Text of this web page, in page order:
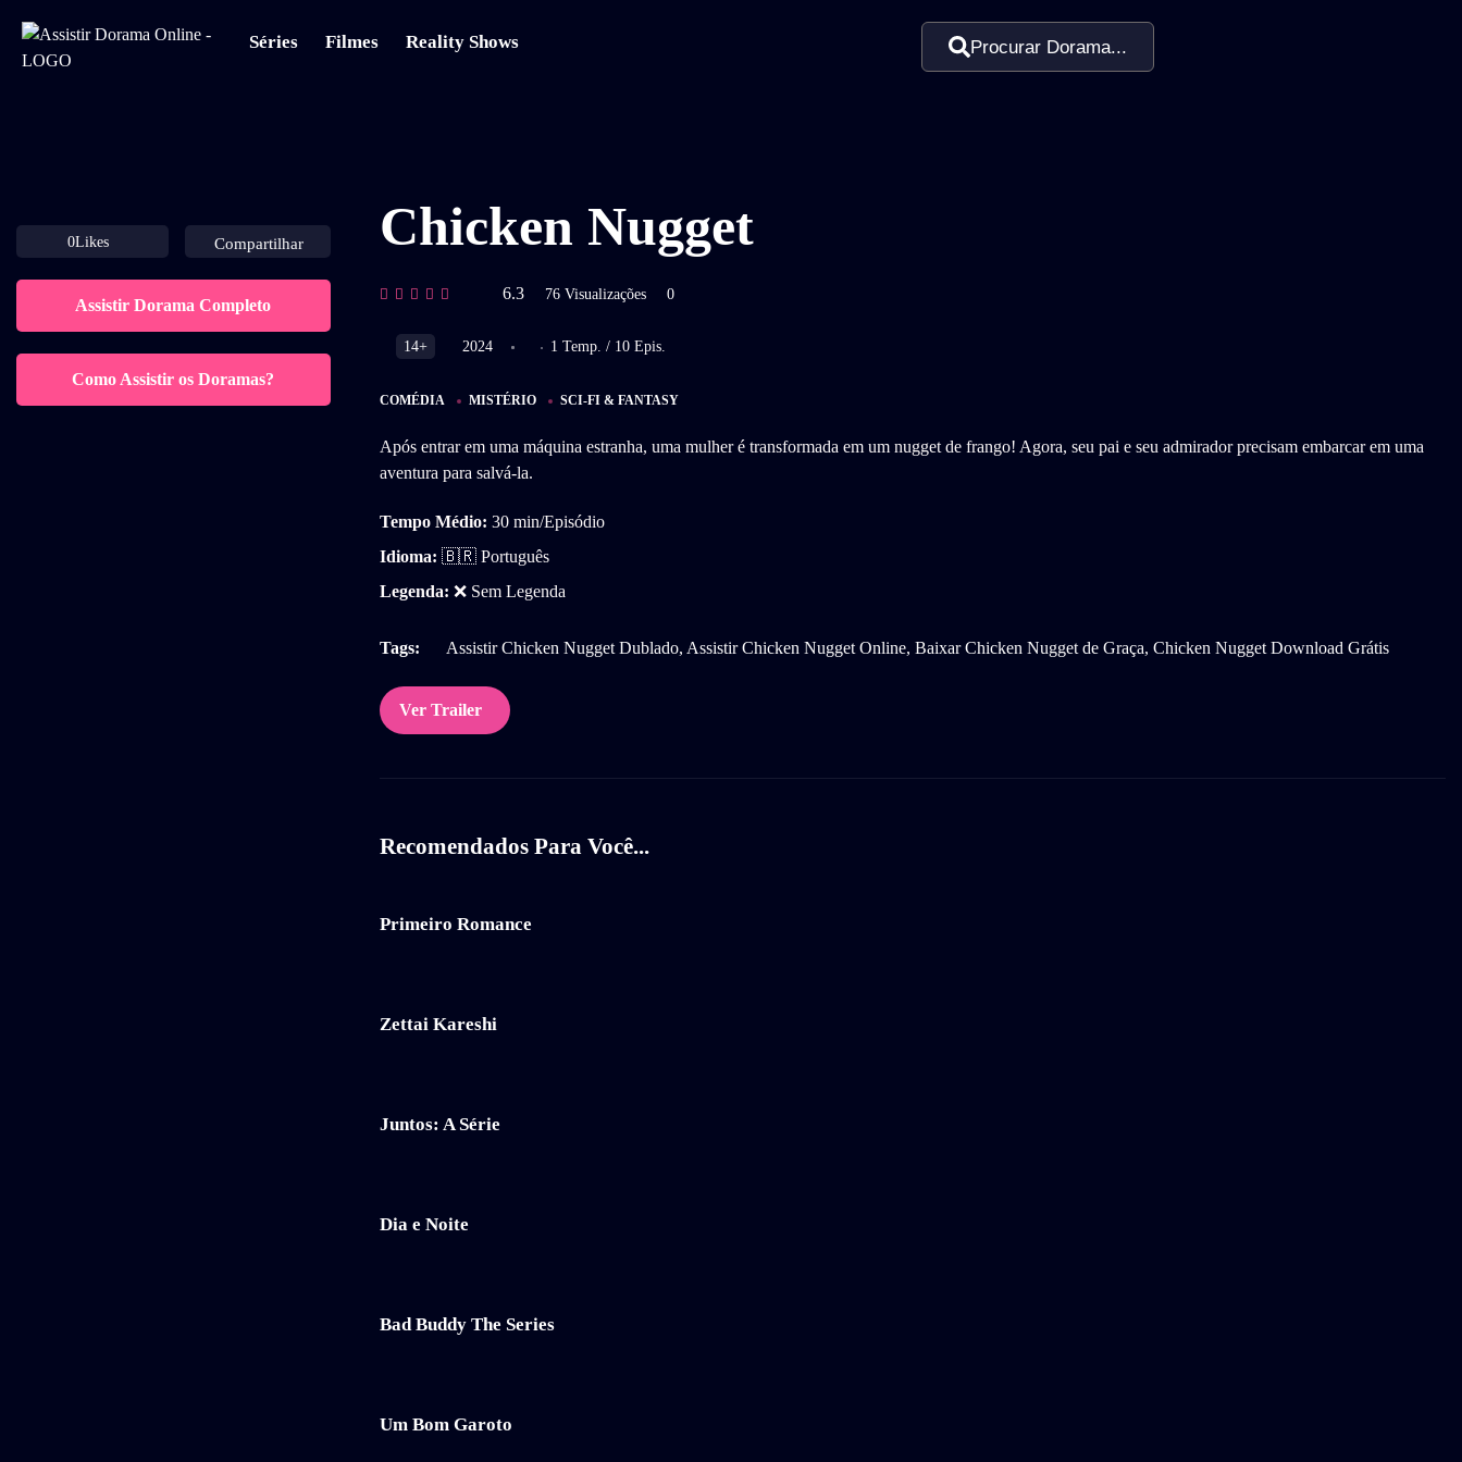
Séries Filmes Reality Shows Procurar Dorama...
0Likes Compartilhar
Assistir Dorama Completo
Como Assistir os Doramas?
Chicken Nugget
6.3 76 Visualizações 0
14+ 2024 1 Temp. / 10 Epis.
COMÉDIA MISTÉRIO SCI-FI & FANTASY
Após entrar em uma máquina estranha, uma mulher é transformada em um nugget de frango! Agora, seu pai e seu admirador precisam embarcar em uma
aventura para salvá-la.
Tempo Médio: 30 min/Episódio
Idioma: 🇧🇷 Português
Legenda: ❌ Sem Legenda
Tags: Assistir Chicken Nugget Dublado, Assistir Chicken Nugget Online, Baixar Chicken Nugget de Graça, Chicken Nugget Download Grátis
Ver Trailer
Recomendados Para Você...
Primeiro Romance
Zettai Kareshi
Juntos: A Série
Dia e Noite
Bad Buddy The Series
Um Bom Garoto